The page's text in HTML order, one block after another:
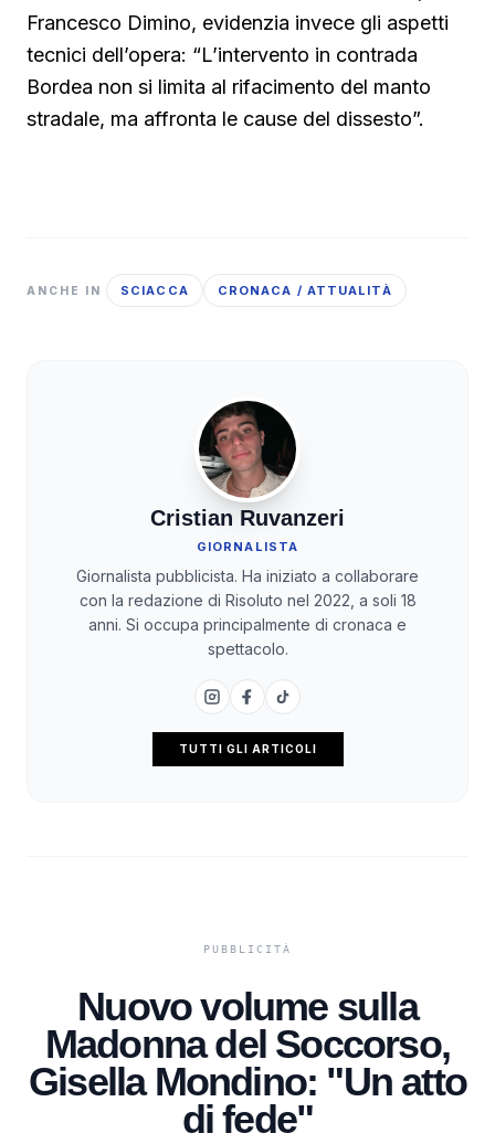
Francesco Dimino, evidenzia invece gli aspetti
tecnici dell’opera: “L’intervento in contrada
Bordea non si limita al rifacimento del manto
stradale, ma affronta le cause del dissesto”.
ANCHE IN SCIACCA CRONACA / ATTUALITÀ
Cristian Ruvanzeri
GIORNALISTA
Giornalista pubblicista. Ha iniziato a collaborare
con la redazione di Risoluto nel 2022, a soli 18
anni. Si occupa principalmente di cronaca e
spettacolo.
TUTTI GLI ARTICOLI
Nuovo volume sulla
Madonna del Soccorso,
Gisella Mondino: "Un atto
di fede"